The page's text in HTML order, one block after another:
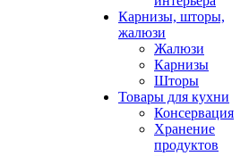
Карнизы, шторы,
жалюзи
Жалюзи
Карнизы
Шторы
Товары для кухни
Консервация
Хранение
продуктов